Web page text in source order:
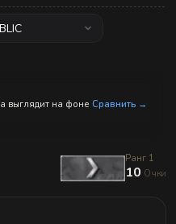
выглядит на фоне Сравнить →
Ранг 1
10 Очки